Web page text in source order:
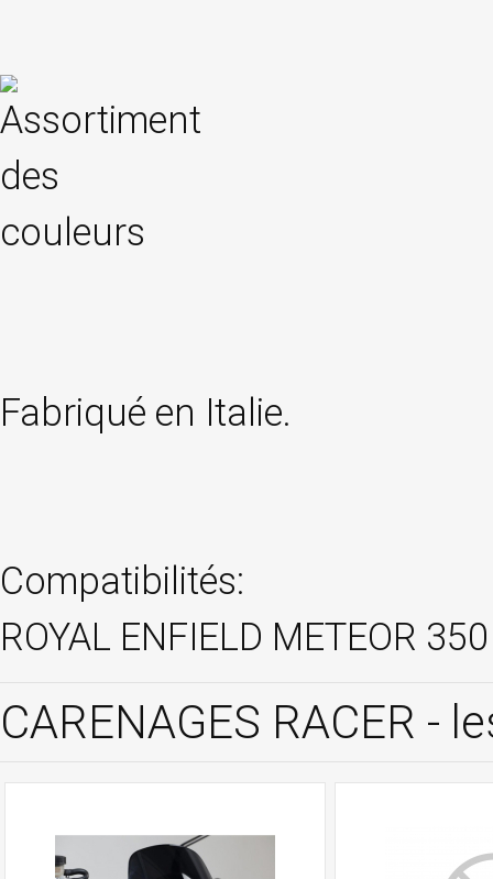
Fabriqué en Italie.
Compatibilités:
ROYAL ENFIELD METEOR
CARENAGES RACER -